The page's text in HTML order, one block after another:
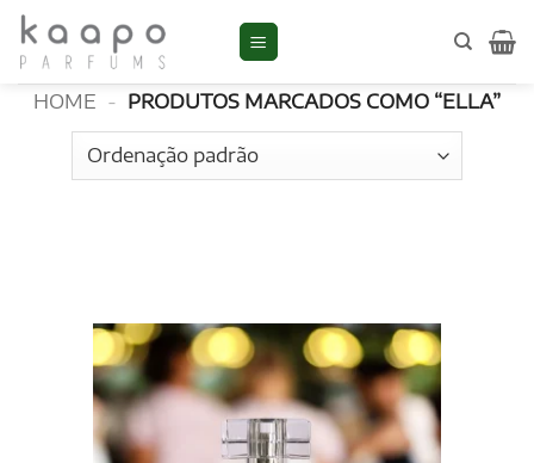
Skip
content
ELLA
HOME - PRODUTOS MARCADOS COMO “ELLA”